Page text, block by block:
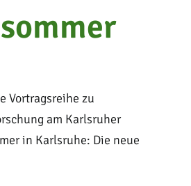
Vortragsreihe zu
am Karlsruher
in Karlsruhe: Die neue